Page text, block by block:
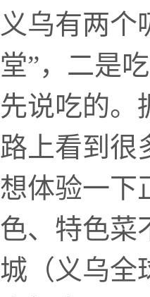
义乌有两个
堂”，二是
先说吃的。
路上看到很
想体验一下
色、特色菜
城（义乌全